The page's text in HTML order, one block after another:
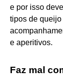
e por isso
tipos de
e aperitivos.
Faz mal